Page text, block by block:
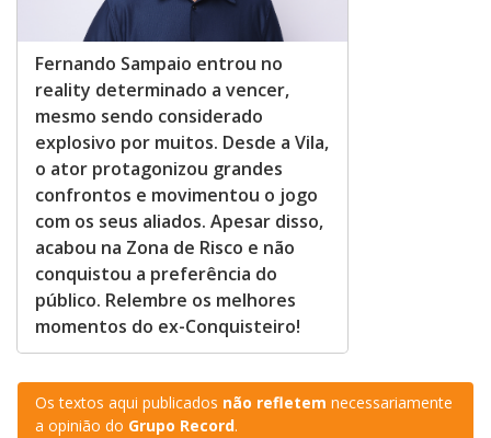
Fernando Sampaio entrou no
reality determinado a vencer,
mesmo sendo considerado
explosivo por muitos. Desde a Vila,
o ator protagonizou grandes
confrontos e movimentou o jogo
com os seus aliados. Apesar disso,
acabou na Zona de Risco e não
conquistou a preferência do
público. Relembre os melhores
momentos do ex-Conquisteiro!
Os textos aqui publicados não refletem necessariamente
a opinião do Grupo Record.